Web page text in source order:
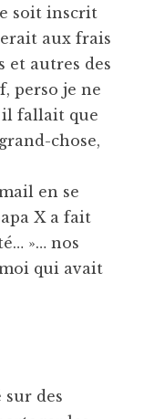
soit inscrit
aux frais
et autres des
perso je ne
fallait que
chose,
en se
X a fait
»… nos
qui avait
sur des